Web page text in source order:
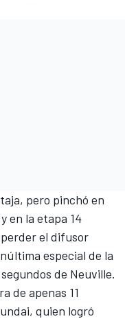
pero pinchó en
en la etapa 14
el difusor
especial de la
de Neuville.
de apenas 11
quien logró